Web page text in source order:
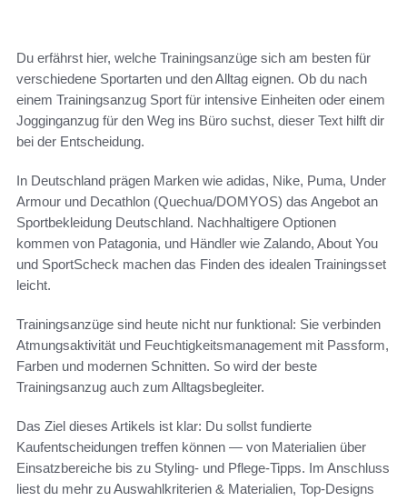
Du erfährst hier, welche Trainingsanzüge sich am besten für
verschiedene Sportarten und den Alltag eignen. Ob du nach
einem Trainingsanzug Sport für intensive Einheiten oder einem
Jogginganzug für den Weg ins Büro suchst, dieser Text hilft dir
bei der Entscheidung.
In Deutschland prägen Marken wie adidas, Nike, Puma, Under
Armour und Decathlon (Quechua/DOMYOS) das Angebot an
Sportbekleidung Deutschland. Nachhaltigere Optionen
kommen von Patagonia, und Händler wie Zalando, About You
und SportScheck machen das Finden des idealen Trainingsset
leicht.
Trainingsanzüge sind heute nicht nur funktional: Sie verbinden
Atmungsaktivität und Feuchtigkeitsmanagement mit Passform,
Farben und modernen Schnitten. So wird der beste
Trainingsanzug auch zum Alltagsbegleiter.
Das Ziel dieses Artikels ist klar: Du sollst fundierte
Kaufentscheidungen treffen können — von Materialien über
Einsatzbereiche bis zu Styling- und Pflege-Tipps. Im Anschluss
liest du mehr zu Auswahlkriterien & Materialien, Top-Designs